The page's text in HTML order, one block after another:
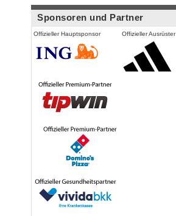
Sponsoren und Partner
Offizieller Hauptsponsor Offizieller Ausrüster